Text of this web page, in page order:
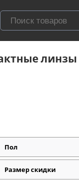
линзы
Пол
Размер скидки